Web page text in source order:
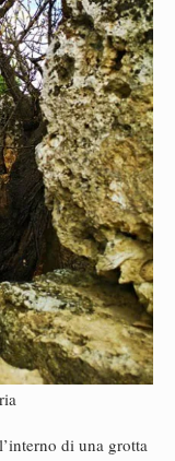
di una grotta